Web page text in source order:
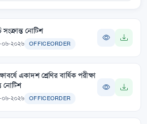
নোটিশ
০৬-২০২৬ OFFICEORDER
একাদশ শ্রেণির বার্ষিক পরীক্ষা
নোটিশ
০৬-২০২৬ OFFICEORDER